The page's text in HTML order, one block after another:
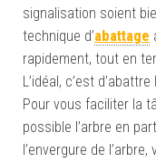
signalisation soient
technique d’abattage
rapidement, tout en
L’idéal, c’est
Pour vous faciliter la
possible l’arbre en
l’envergure de